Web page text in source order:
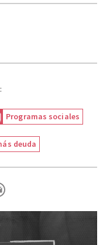
Programas sociales
deuda